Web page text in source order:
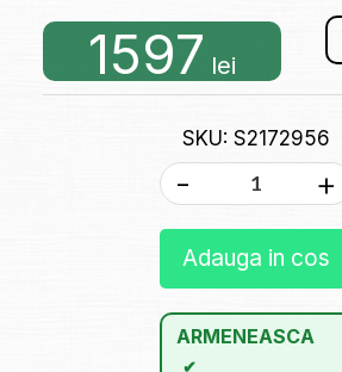
1597 lei
SKU: S2172956
- +
Adauga in cos
ARMENEASCA